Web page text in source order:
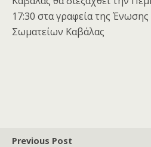
17:30 στα γραφεία της
Σωματείων Καβάλας
Previous Post